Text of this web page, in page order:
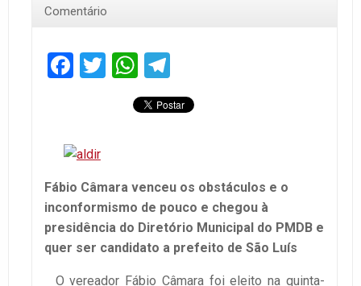
Comentário
Facebook
TwitterWhatsApp
Fábio Câmara venceu os obstáculos e o
inconformismo de pouco e chegou à
presidência do Diretório Municipal do PMDB e
quer ser candidato a prefeito de São Luís
O vereador Fábio Câmara foi eleito na quinta-